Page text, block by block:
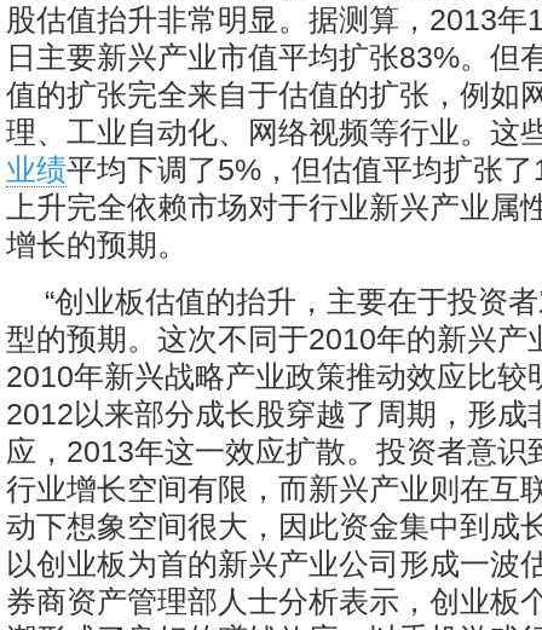
股估值抬升非常明显。据测算，2013年
日主要新兴产业市值平均扩张83%。但
值的扩张完全来自于估值的扩张，例如
理、工业自动化、网络视频等行业。这
业绩平均下调了5%，但估值平均扩张
上升完全依赖市场对于行业新兴产业属
增长的预期。
“创业板估值的抬升，主要在于投资
型的预期。这次不同于2010年的新兴产
2010年新兴战略产业政策推动效应比较
2012以来部分成长股穿越了周期，形成
应，2013年这一效应扩散。投资者意识
行业增长空间有限，而新兴产业则在互
动下想象空间很大，因此资金集中到成
以创业板为首的新兴产业公司形成一波
券商资产管理部人士分析表示，创业板